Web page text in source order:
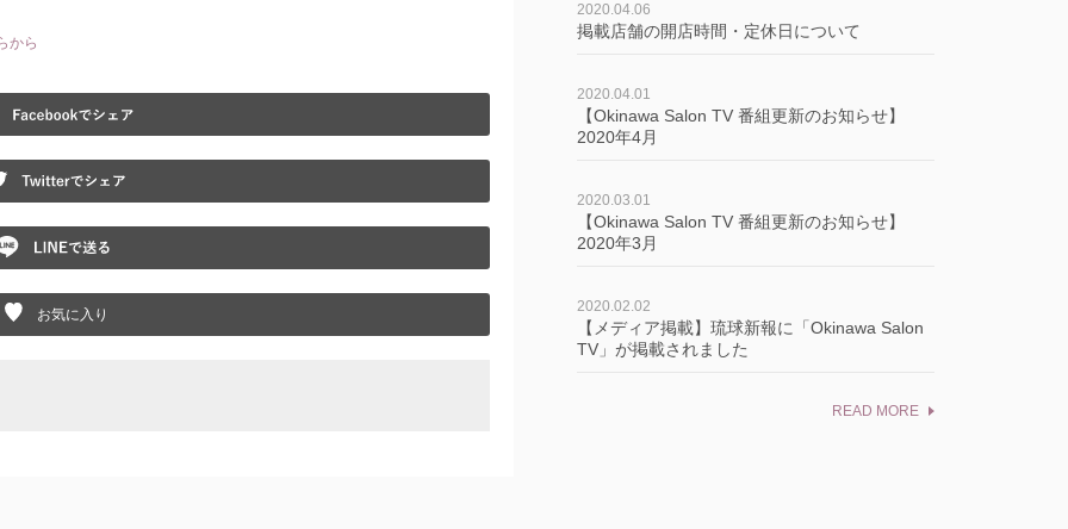
から
Facebook
お気に入り
2020.04.06
掲載店舗の開店時間・定休日について
2020.04.01
【Okinawa Salon TV 番組更新のお知らせ】
2020年4月
2020.03.01
【Okinawa Salon TV 番組更新のお知らせ】
2020年3月
2020.02.02
【メディア掲載】琉球新報に「Okinawa Salon
TV」が掲載されました
READ MORE